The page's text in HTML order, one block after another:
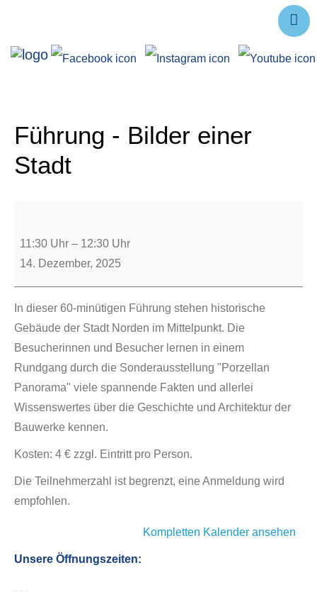
Über uns
Service
Führung - Bilder einer
Stadt
11:30 Uhr – 12:30 Uhr
14. Dezember, 2025
In dieser 60-minütigen Führung stehen historische
Gebäude der Stadt Norden im Mittelpunkt. Die
Besucherinnen und Besucher lernen in einem
Rundgang durch die Sonderausstellung "Porzellan
Panorama" viele spannende Fakten und allerlei
Wissenswertes über die Geschichte und Architektur der
Bauwerke kennen.
Kosten: 4 € zzgl. Eintritt pro Person.
Die Teilnehmerzahl ist begrenzt, eine Anmeldung wird
empfohlen.
Kompletten Kalender ansehen
Unsere Öffnungszeiten: